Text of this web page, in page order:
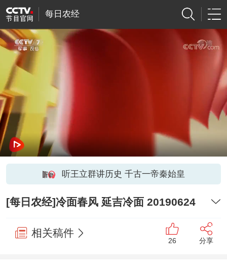
每日农经
听王立群讲历史 千古一帝秦始皇
[每日农经]冷面春风 延吉冷面 20190624
相关稿件
26 分享